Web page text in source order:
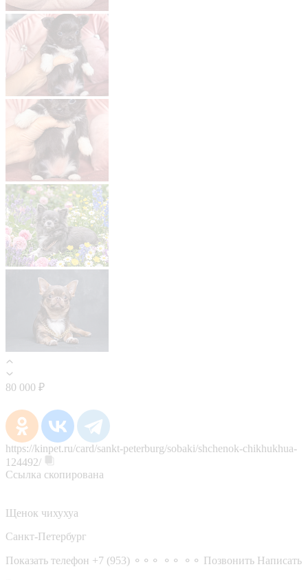
80 000 ₽
https://kinpet.ru/card/sankt-peterburg/sobaki/shchenok-chikhukhua-
124492/
Ссылка скопирована
Щенок чихухуа
Санкт-Петербург
Показать телефон +7 (953) ⚬⚬⚬ ⚬⚬ ⚬⚬ Позвонить Написать